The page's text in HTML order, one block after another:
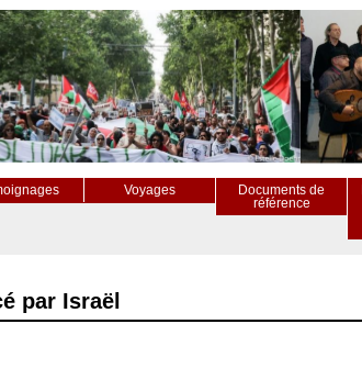
Voyages
Documents de
référence
par Israël